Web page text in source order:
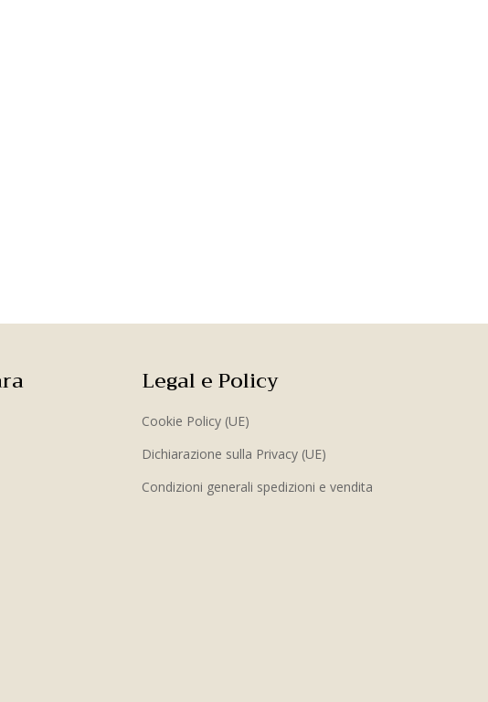
Legal e Policy
Cookie Policy (UE)
Dichiarazione sulla Privacy (UE)
Condizioni generali spedizioni e vendita